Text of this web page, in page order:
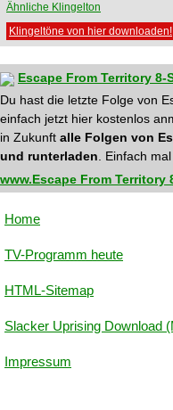
Ähnliche Klingelton
Klingeltöne von hier downloaden!
Escape From Territory
Du hast die letzte Folge von
einfach jetzt hier kostenlos
in Zukunft alle Folgen von
und runterladen . Einfach
www.Escape From
Home
TV-Programm heute
HTML-Sitemap
Slacker Uprising Download
Impressum